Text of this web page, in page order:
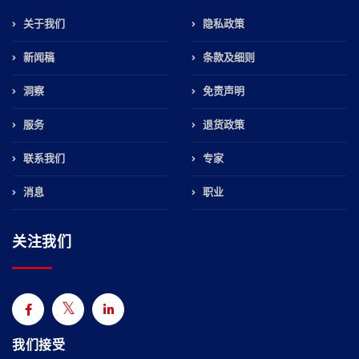
关于我们
新闻稿
洞察
服务
联系我们
消息
隐私政策
条款及细则
免责声明
退货政策
专家
职业
关注我们
我们接受